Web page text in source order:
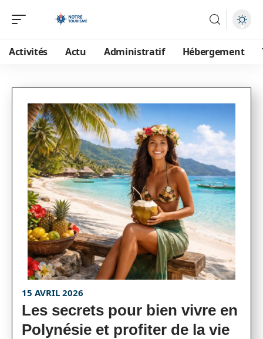
Activités Actu Administratif Hébergement
15 AVRIL 2026
Les secrets pour bien vivre en
Polynésie et profiter de la vie